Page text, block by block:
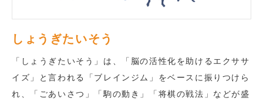
しょうぎたいそう
「しょうぎたいそう」は、「脳の活性化を助けるエクササ
イズ」と言われる「ブレインジム」をベースに振りつけら
れ、「ごあいさつ」「駒の動き」「将棋の戦法」などが盛